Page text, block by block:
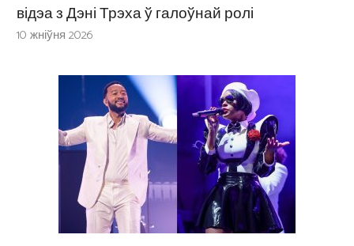
відэа з Дэні Трэха ў галоўнай ролі
10 жніўня 2026